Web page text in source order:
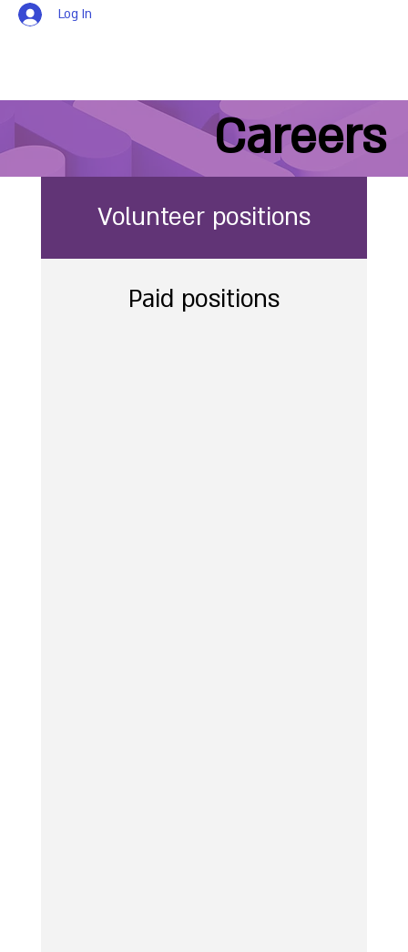
Log In
Careers
Volunteer positions
Paid positions